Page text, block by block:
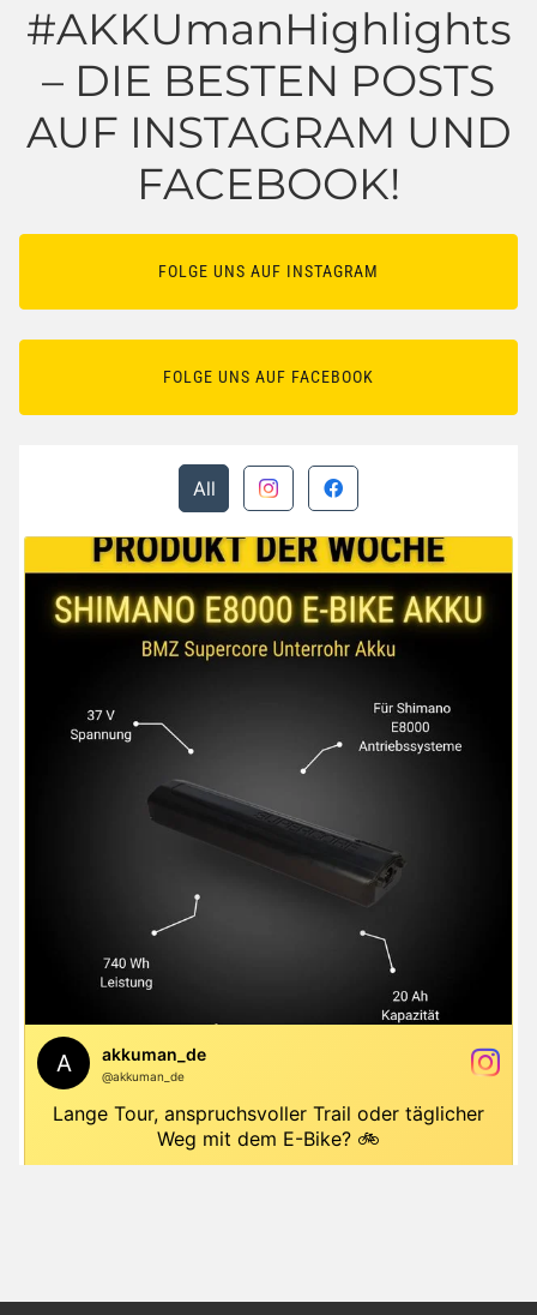
#AKKUmanHighlights
– DIE BESTEN POSTS
AUF INSTAGRAM UND
FACEBOOK!
FOLGE UNS AUF INSTAGRAM
FOLGE UNS AUF FACEBOOK